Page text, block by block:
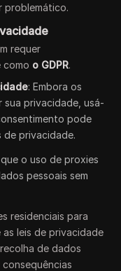
problemático.
requer
como o GDPR.
: Embora os
sua privacidade, usá-
pode
de privacidade.
o uso de proxies
pessoais sem
residenciais para
leis de privacidade
de dados